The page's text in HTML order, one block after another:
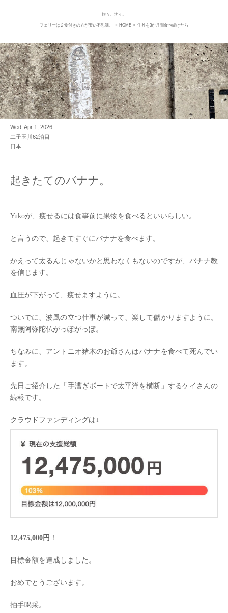
旅々、沈々。
フェリーは２食付きの方が安い不思議。 « HOME » 牛丼を3か月間食べ続けたら
Wed, Apr 1, 2026
二子玉川62泊目
日本
起きたてのバナナ。
Yukoが、痩せるには食事前に果物を食べるといいらしい。
と言うので、起きてすぐにバナナを食べます。
かえって太るんじゃないかと思わなくもないのですが、バナナ教
を信じます。
血圧が下がって、痩せますように。
ついでに、波風の立つ仕事が減って、楽して儲かりますように。
南無阿弥陀仏がっぽがっぽ。
ちなみに、アントニオ猪木のお爺さんはバナナを食べて死んでい
ます。
先日ご紹介した「手漕ぎボートで太平洋を横断」するケイさんの
続報です。
クラウドファンディングは↓
12,475,000円 ！
目標金額を達成しました。
おめでとうございます。
拍手喝采。